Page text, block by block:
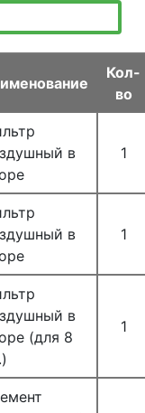
Кол-
во
в
1
в
1
в
(для 8
1